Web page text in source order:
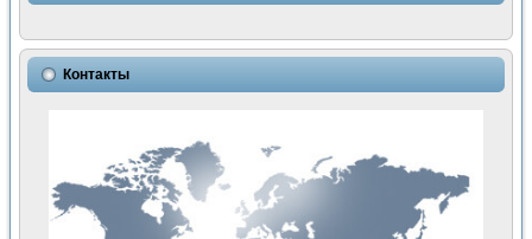
Контакты